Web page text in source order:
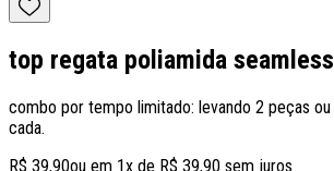
top regata poliamida seamless
combo por tempo limitado: levando 2 peças ou
cada.
R$ 39,90ou em 1x de R$ 39,90 sem juros